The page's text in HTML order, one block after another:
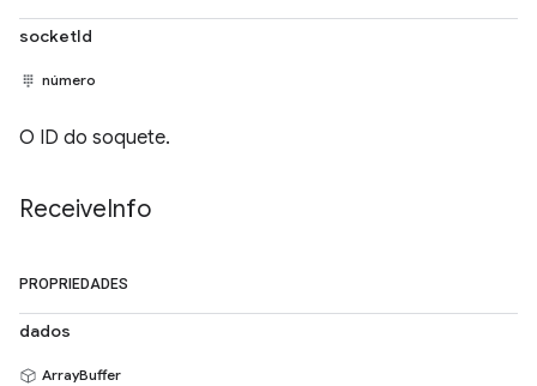
socketId
número
O ID do soquete.
ReceiveInfo
PROPRIEDADES
dados
ArrayBuffer